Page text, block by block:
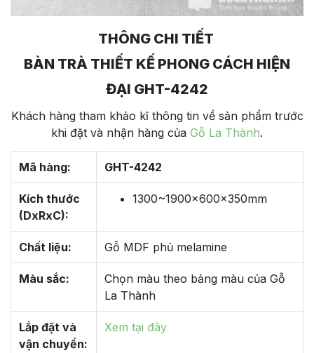
THÔNG CHI TIẾT
BÀN TRÀ THIẾT KẾ PHONG CÁCH HIỆN
ĐẠI GHT-4242
Khách hàng tham khảo kĩ thông tin về sản phẩm trước
khi đặt và nhận hàng của Gỗ La Thành.
Mã hàng: GHT-4242
Kích thước
(DxRxC):
1300~1900x600x350mm
Chất liệu: Gỗ MDF phủ melamine
Màu sắc:
Chọn màu theo bảng màu của Gỗ
La Thành
Lắp đặt và
vận chuyển:
Xem tại đây